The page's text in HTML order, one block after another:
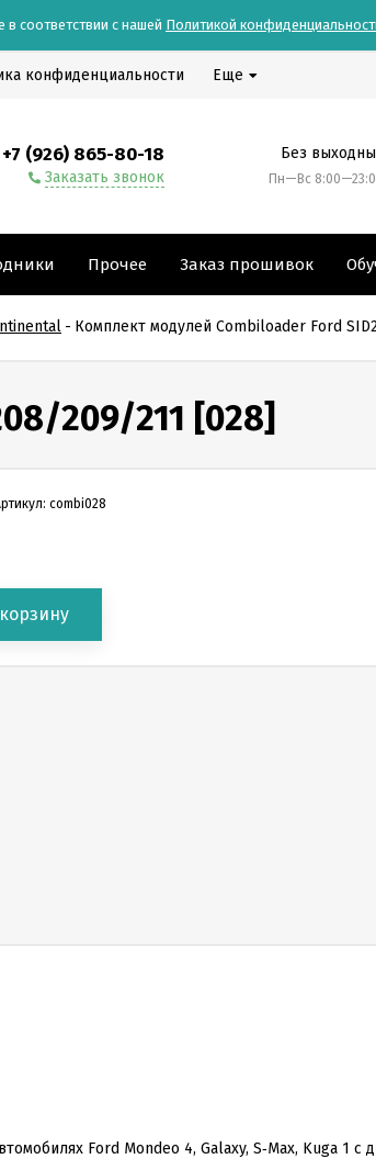
соответствии с нашей Политикой
конфиденциальности Еще
+7 (926) 865-80-18
Заказать звонок
Без
Пн—Вс
Прочее Заказ прошивок
- Комплект модулей Combiloader Ford
209/211 [028]
combi028
Ford Mondeo 4, Galaxy, S‑Max, Kuga 1 с